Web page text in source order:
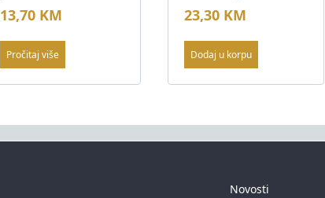
13,70 KM
Pročitaj više
23,30 KM
Dodaj u korpu
Novosti